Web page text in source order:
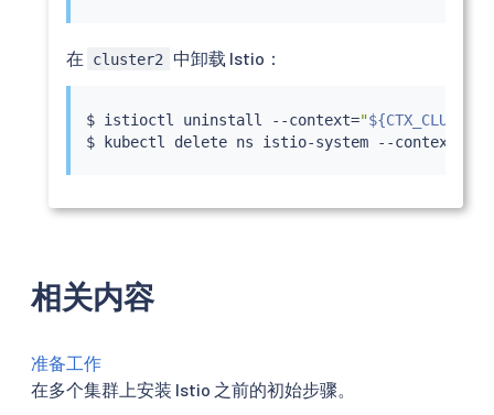
在 cluster2 中卸载 Istio：
$ istioctl uninstall --context="
$ kubectl delete ns istio-system --context
相关内容
准备工作
在多个集群上安装 Istio 之前的初始步骤。